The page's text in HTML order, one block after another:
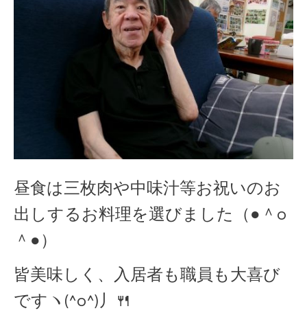
昼食は三枚肉や中味汁等お祝いのお
出しするお料理を選びました（●＾o
＾●）
皆美味しく、入居者も職員も大喜び
ですヽ(^o^)丿🍴